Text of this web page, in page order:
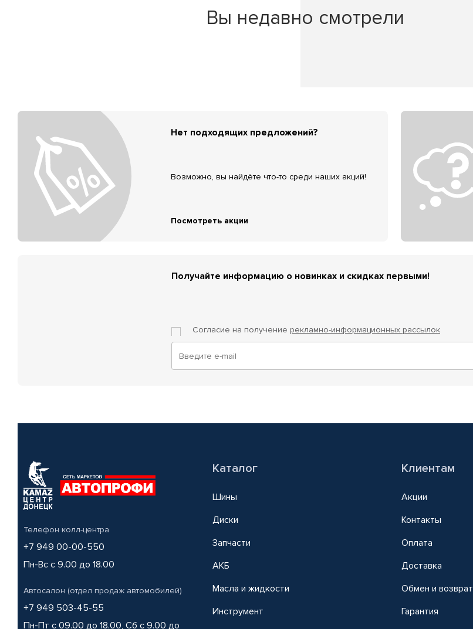
Вы недавно смотрели
Нет подходящих предложений?
Возможно, вы найдёте что-то среди наших акций!
Посмотреть акции
Получайте информацию о новинках и скидках первыми!
Согласие на получение рекламно-информационных рассылок
Телефон колл-центра
+7 949 00-00-550
Пн-Вс с 9.00 до 18.00
Автосалон (отдел продаж автомобилей)
+7 949 503-45-55
Пн-Пт с 09.00 до 18.00, Сб с 9.00 до
Каталог
Шины
Диски
Запчасти
АКБ
Масла и жидкости
Инструмент
Клиентам
Акции
Контакты
Оплата
Доставка
Обмен и возврат
Гарантия